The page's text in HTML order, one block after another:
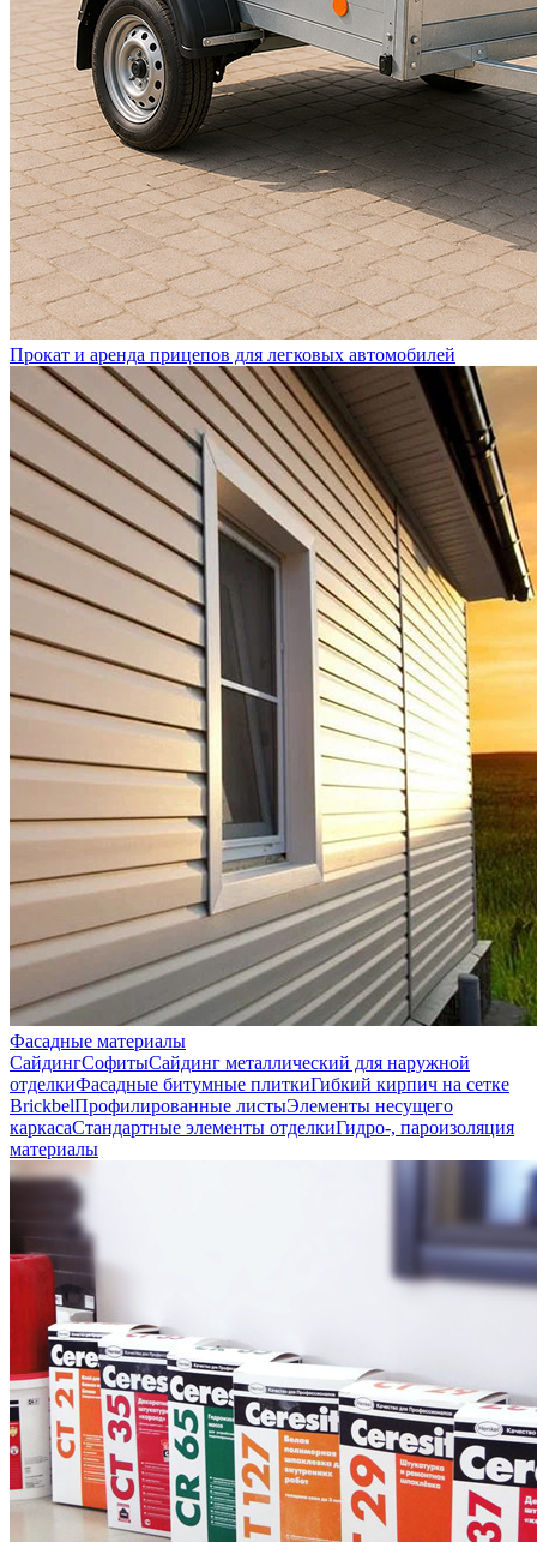
Прокат и аренда прицепов для легковых автомобилей
Фасадные материалы
СайдингСофитыСайдинг металлический для наружной
отделкиФасадные битумные плиткиГибкий кирпич на сетке
BrickbelПрофилированные листыЭлементы несущего
каркасаСтандартные элементы отделкиГидро-, пароизоляция
материалы